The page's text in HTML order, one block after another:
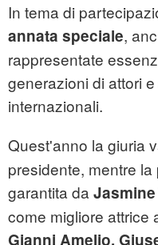
In tema di
annata speciale,
rappresentate
generazioni di attori
internazionali.
Quest'anno la giuria
presidente, mentre
garantita da
come migliore attrice
Gianni Amelio,